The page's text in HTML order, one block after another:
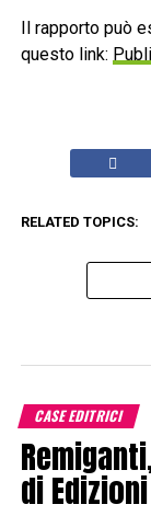
Il rapporto può
questo link:
RELATED TOPICS:
CASE EDITRICI
di